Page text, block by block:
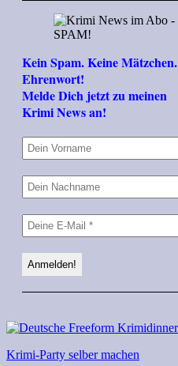
Kein Spam. Keine Mätzchen.
Ehrenwort!
Melde Dich jetzt zu meinen
Krimi News an!
Krimi-Party selber machen